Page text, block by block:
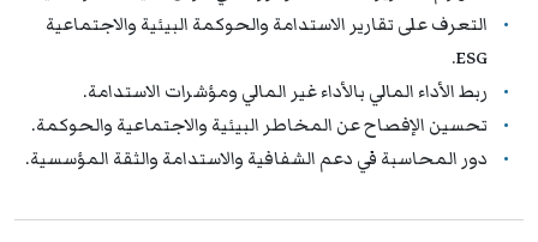
التعرف على تقارير الاستدامة والحوكمة البيئية والاجتماعية
ESG.
ربط الأداء المالي بالأداء غير المالي ومؤشرات الاستدامة.
تحسين الإفصاح عن المخاطر البيئية والاجتماعية والحوكمة.
دور المحاسبة في دعم الشفافية والاستدامة والثقة المؤسسية.